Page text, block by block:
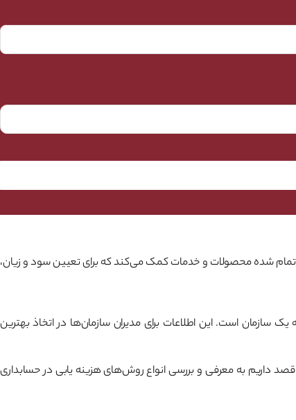
شده محصولات و خدمات کمک می‌کند که برای تعیین سود و زیان،
است. این اطلاعات برای مدیران سازمان‌ها در اتخاذ بهترین
داریم به معرفی و بررسی انواع روش‌های هزینه یابی در حسابداری